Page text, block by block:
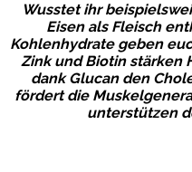
Wusstet ihr
Eisen als Fleisch
Kohlenhydrate geben
Zink und Biotin stärken
dank Glucan den
fördert die
unterstützen